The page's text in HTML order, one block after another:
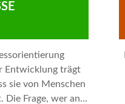
Entwicklung trägt
sie von Menschen
Die Frage, wer an